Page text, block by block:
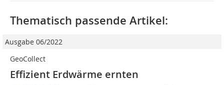
Thematisch passende Artikel:
Ausgabe 06/2022
GeoCollect
Effizient Erdwärme ernten